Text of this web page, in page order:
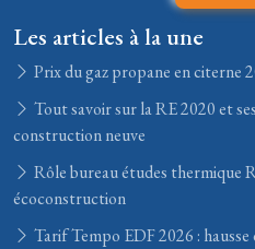
Les articles à la une
Prix du gaz propane en citerne
Tout savoir sur la RE 2020 et
construction neuve
Rôle bureau études thermique
écoconstruction
Tarif Tempo EDF 2026 : hausse